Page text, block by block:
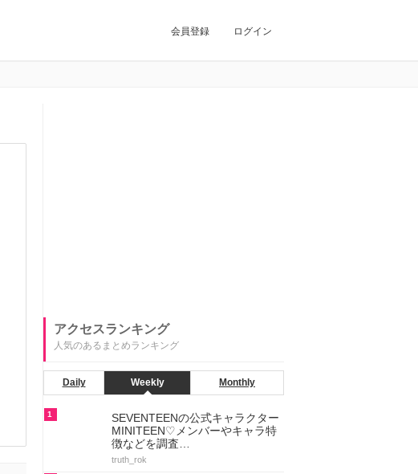
会員登録 ログイン
アクセスランキング
人気のあるまとめランキング
Daily Weekly Monthly
1
SEVENTEENの公式キャラクター
MINITEEN♡メンバーやキャラ特
徴などを調査…
truth_rok